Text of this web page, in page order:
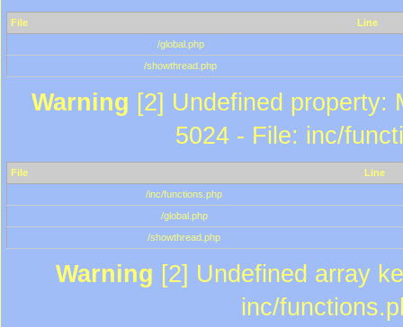
File
Line
/global.php
/showthread.php
Warning [2] Undefined property:
5024 - File: inc/
File
Line
/inc/functions.php
/global.php
/showthread.php
Warning [2] Undefined array
inc/